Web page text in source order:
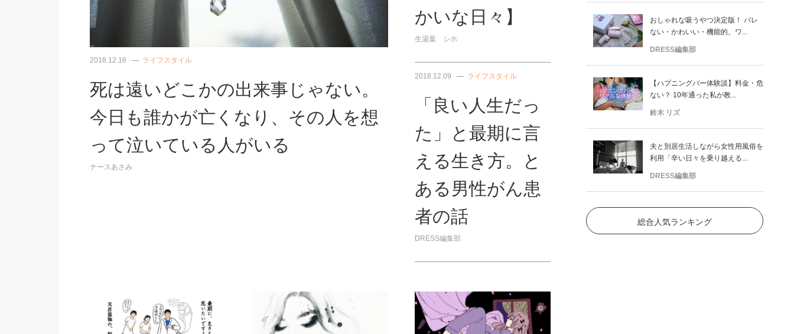
2018.12.16 ライフスタイル
死は遠いどこかの出来事じゃない。
今日も誰かが亡くなり、その人を想
って泣いている人がいる
ナースあさみ
かいな日々】
生湯葉 シホ
2018.12.09 ライフスタイル
「良い人生だっ
た」と最期に言
える生き方。と
ある男性がん患
者の話
DRESS編集部
おしゃれな吸うやつ決定版！ バレ
ない・かわいい・機能的。ワ...
DRESS編集部
【ハプニングバー体験談】料金・危
ない？ 10年通った私が教...
鈴木 リズ
夫と別居生活しながら女性用風俗を
利用「辛い日々を乗り越える...
DRESS編集部
総合人気ランキング